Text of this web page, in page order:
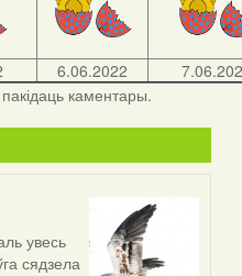
6.06.2022
каментары.
увесь
сядзела